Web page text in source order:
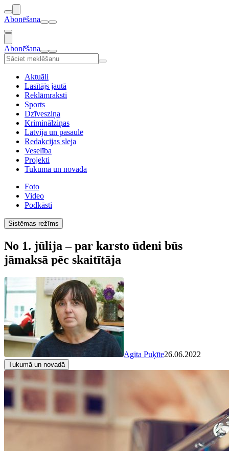
Abonēšana
Abonēšana
Aktuāli
Lasītājs jautā
Reklāmraksti
Sports
Dzīvesziņa
Kriminālziņas
Latvija un pasaulē
Redakcijas sleja
Veselība
Projekti
Tukumā un novadā
Foto
Video
Podkāsti
Sistēmas režīms
No 1. jūlija – par karsto ūdeni būs
jāmaksā pēc skaitītāja
Agita Puķīte26.06.2022
Tukumā un novadā